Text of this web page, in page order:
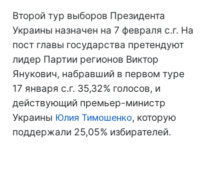
Второй тур выборов Президента
Украины назначен на 7 февраля с.г. На
пост главы государства претендуют
лидер Партии регионов Виктор
Янукович, набравший в первом туре
17 января с.г. 35,32% голосов, и
действующий премьер-министр
Украины Юлия Тимошенко, которую
поддержали 25,05% избирателей.